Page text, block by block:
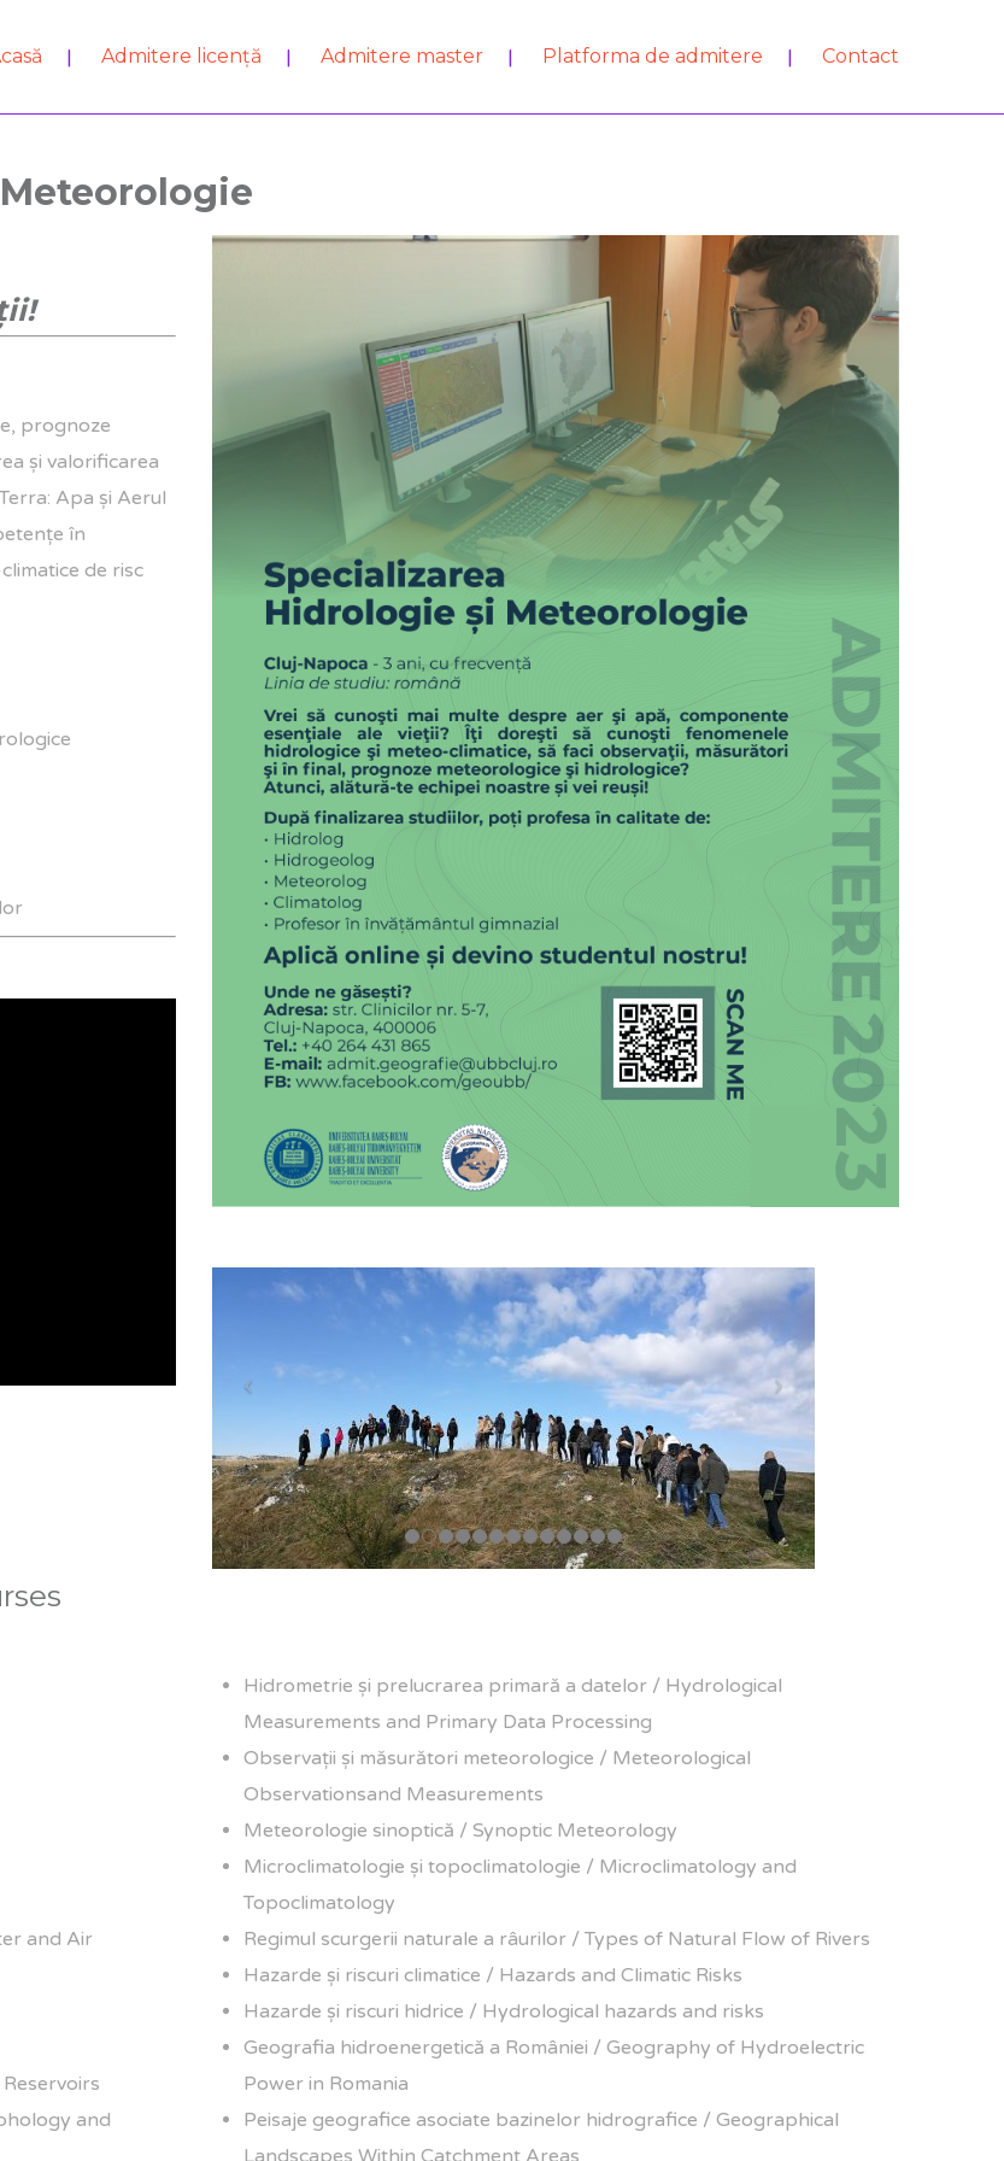
Admitere licență Admitere master Platforma de admitere Contact
prognoze
şi valorificarea
Apa şi Aerul
în
de risc
and Air
and
Hidrometrie şi prelucrarea primară a datelor / Hydrological
Measurements and Primary Data Processing
Observaţii şi măsurători meteorologice / Meteorological
Observationsand Measurements
Meteorologie sinoptică / Synoptic Meteorology
Microclimatologie şi topoclimatologie / Microclimatology and
Topoclimatology
Regimul scurgerii naturale a râurilor / Types of Natural Flow of Rivers
Hazarde şi riscuri climatice / Hazards and Climatic Risks
Hazarde şi riscuri hidrice / Hydrological hazards and risks
Geografia hidroenergetică a României / Geography of Hydroelectric
Power in Romania
Peisaje geografice asociate bazinelor hidrografice / Geographical